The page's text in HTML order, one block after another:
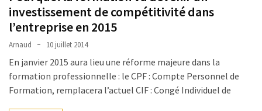
investissement de compétitivité dans
l’entreprise en 2015
Arnaud 10 juillet 2014
En janvier 2015 aura lieu une réforme majeure dans la
formation professionnelle : le CPF : Compte Personnel de
Formation, remplacera l’actuel CIF : Congé Individuel de